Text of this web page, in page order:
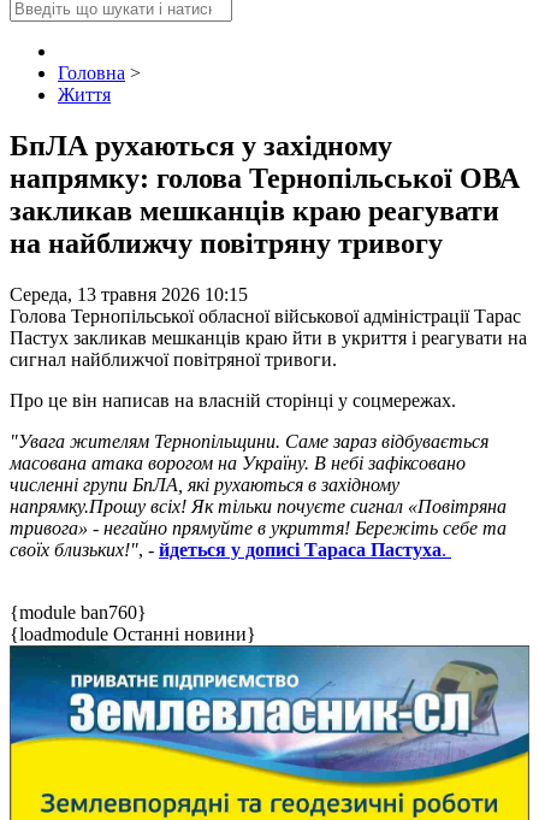
Головна >
Життя
БпЛА рухаються у західному
напрямку: голова Тернопільської ОВА
закликав мешканців краю реагувати
на найближчу повітряну тривогу
Середа, 13 травня 2026 10:15
Голова Тернопільської обласної військової адміністрації Тарас
Пастух закликав мешканців краю йти в укриття і реагувати на
сигнал найближчої повітряної тривоги.
Про це він написав на власній сторінці у соцмережах.
"Увага жителям Тернопільщини. Саме зараз відбувається
масована атака ворогом на Україну. В небі зафіксовано
численні групи БпЛА, які рухаються в західному
напрямку.Прошу всіх! Як тільки почуєте сигнал «Повітряна
тривога» - негайно прямуйте в укриття! Бережіть себе та
своїх близьких!", - йдеться у дописі Тараса Пастуха.
{module ban760}
{loadmodule Останні новини}